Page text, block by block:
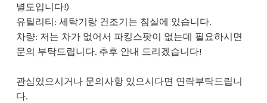
별도입니다!)
유틸리티: 세탁기랑 건조기는 침실에 있습니다.
차량: 저는 차가 없어서 파킹스팟이 없는데 필요하시면
문의 부탁드립니다. 추후 안내 드리겠습니다!
관심있으시거나 문의사항 있으시다면 연락부탁드립니
다.